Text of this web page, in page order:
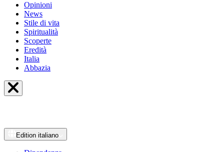
Opinioni
News
Stile di vita
Spiritualità
Scoperte
Eredità
Italia
Abbazia
Edition italiano